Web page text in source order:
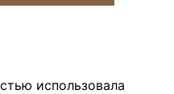
использовала